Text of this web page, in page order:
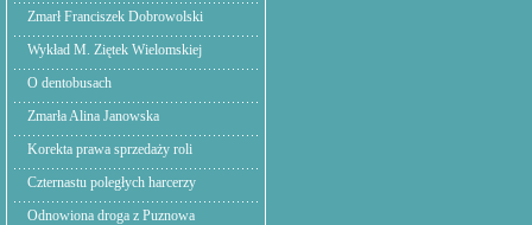
Zmarł Franciszek Dobrowolski
Wykład M. Ziętek Wielomskiej
O dentobusach
Zmarła Alina Janowska
Korekta prawa sprzedaży roli
Czternastu poległych harcerzy
Odnowiona droga z Puznowa